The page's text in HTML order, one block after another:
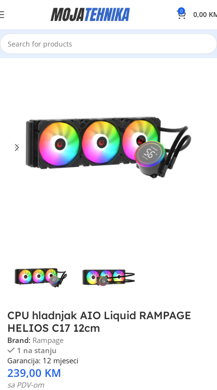
0 0,00
CPU hladnjak AIO Liquid RAMPAGE
HELIOS C17 12cm
Brand: Rampage
1 na stanju
Garancija: 12 mjeseci
239,00 KM
sa PDV-om